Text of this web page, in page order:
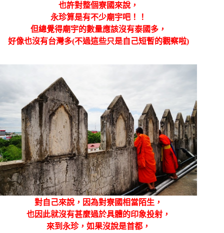
也許對整個寮國來說，
永珍算是有不少廟宇吧！！
但總覺得廟宇的數量應該沒有泰國多，
好像也沒有台灣多(不過這些只是自己短暫的觀察啦)
對自己來說，因為對寮國相當陌生，
也因此就沒有甚麼過於具體的印象投射，
來到永珍，如果沒說是首都，